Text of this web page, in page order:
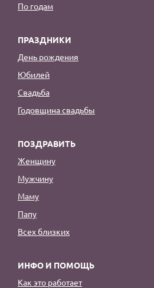
По годам
ПРАЗДНИКИ
День рождения
Юбилей
Свадьба
Годовщина свадьбы
ПОЗДРАВИТЬ
Женщину
Мужчину
Маму
Папу
Всех близких
ИНФО И ПОМОЩЬ
Как это работает